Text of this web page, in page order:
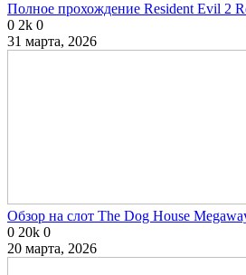
Полное прохождение Resident Evil 2
0 2k 0
31 марта, 2026
Обзор на слот The Dog House
0 20k 0
20 марта, 2026